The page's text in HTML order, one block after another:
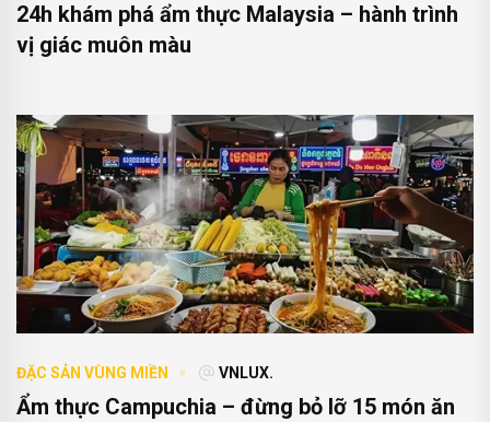
24h khám phá ẩm thực Malaysia – hành trình
vị giác muôn màu
ĐẶC SẢN VÙNG MIỀN VNLUX.
Ẩm thực Campuchia – đừng bỏ lỡ 15 món ăn